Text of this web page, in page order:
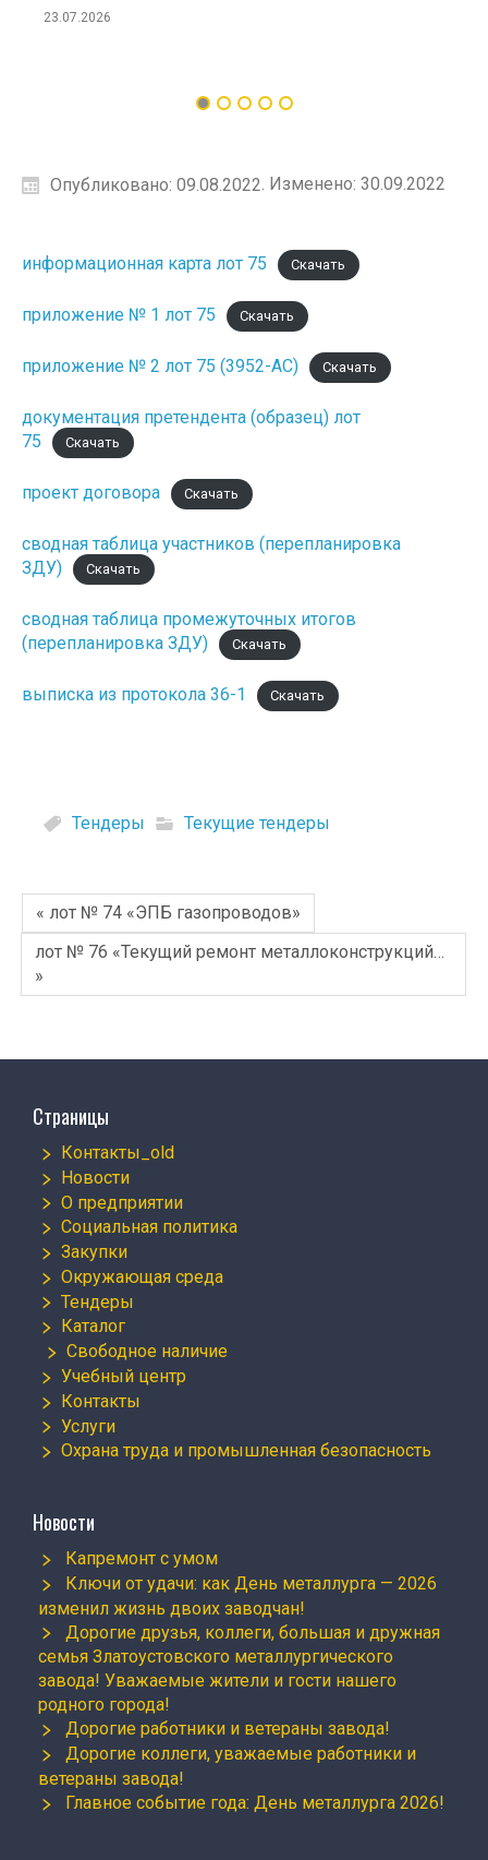
23.07.2026
Опубликовано: 09.08.2022. Изменено: 30.09.2022
информационная карта лот 75 Скачать
приложение № 1 лот 75 Скачать
приложение № 2 лот 75 (3952-АС) Скачать
документация претендента (образец) лот
75
Скачать
проект договора Скачать
сводная таблица участников (перепланировка
ЗДУ)
Скачать
сводная таблица промежуточных итогов
(перепланировка ЗДУ)
Скачать
выписка из протокола 36-1 Скачать
Тендеры Текущие тендеры
« лот № 74 «ЭПБ газопроводов»
лот № 76 «Текущий ремонт металлоконструкций…
»
Страницы
Контакты_old
Новости
О предприятии
Социальная политика
Закупки
Окружающая среда
Тендеры
Каталог
Свободное наличие
Учебный центр
Контакты
Услуги
Охрана труда и промышленная безопасность
Новости
Капремонт с умом
Ключи от удачи: как День металлурга — 2026
изменил жизнь двоих заводчан!
Дорогие друзья, коллеги, большая и дружная
семья Златоустовского металлургического
завода! Уважаемые жители и гости нашего
родного города!
Дорогие работники и ветераны завода!
Дорогие коллеги, уважаемые работники и
ветераны завода!
Главное событие года: День металлурга 2026!